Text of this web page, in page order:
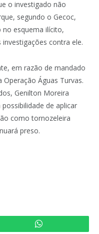
o investigado não
segundo o Gecoc,
esquema ilícito,
contra ele.
em razão de mandado
Águas Turvas.
Genilton Moreira
de aplicar
como tornozeleira
preso.
WhatsApp